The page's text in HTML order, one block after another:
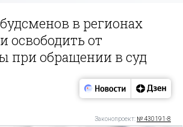
в регионах
освободить от
при обращении в суд
Законопроект: № 430191-8